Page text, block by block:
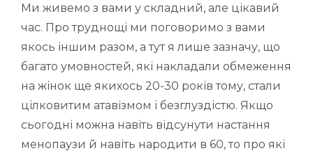
Ми живемо з вами у складний, але цікавий
час. Про труднощі ми поговоримо з вами
якось іншим разом, а тут я лише зазначу, що
багато умовностей, які накладали обмеження
на жінок ще якихось 20-30 років тому, стали
цілковитим атавізмом і безглуздістю. Якщо
сьогодні можна навіть відсунути настання
менопаузи й навіть народити в 60, то про які